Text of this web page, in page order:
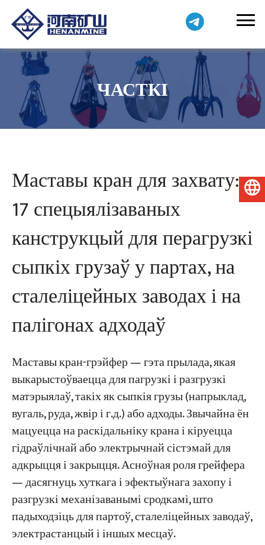
ЧАСТКІ
Маставы кран для захвату:
17 спецыялізаваных
канструкцый для перагрузкі
сыпкіх грузаў у партах, на
сталеліцейных заводах і на
палігонах адходаў
Маставы кран-грэйфер — гэта прылада, якая
выкарыстоўваецца для пагрузкі і разгрузкі
матэрыялаў, такіх як сыпкія грузы (напрыклад,
вугаль, руда, жвір і г.д.) або адходы. Звычайна ён
мацуецца на раскідальніку крана і кіруецца
гідраўлічнай або электрычнай сістэмай для
адкрыцця і закрыцця. Асноўная роля грейфера
— дасягнуць хуткага і эфектыўнага захопу і
разгрузкі механізаванымі сродкамі, што
падыходзіць для партоў, сталеліцейных заводаў,
электрастанцый і іншых месцаў.
Беларуская мова